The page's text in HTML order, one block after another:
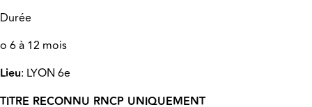
Durée
o 6 à 12 mois
Lieu: LYON 6e
TITRE RECONNU RNCP UNIQUEMENT